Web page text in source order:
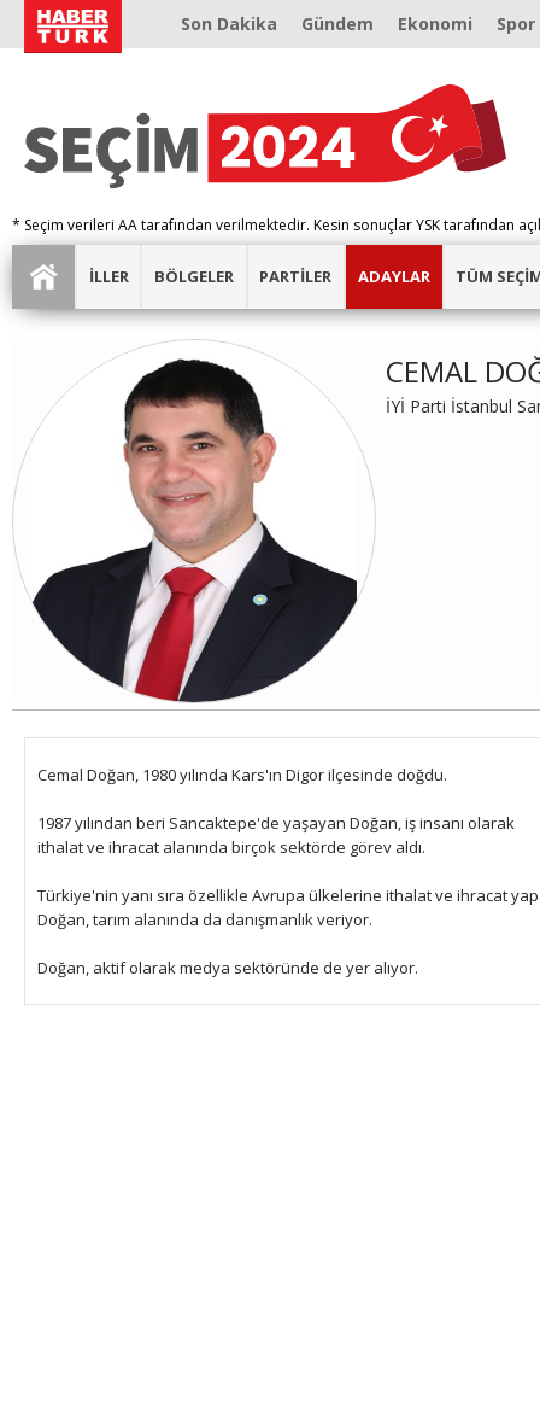
Son Dakika Gündem Ekonomi Spor
* Seçim verileri AA tarafından verilmektedir. Kesin sonuçlar YSK tarafından
İLLER BÖLGELER PARTİLER ADAYLAR TÜM
CEMAL
İYİ Parti İstanbul
Cemal Doğan, 1980 yılında Kars'ın Digor ilçesinde doğdu.
1987 yılından beri Sancaktepe'de yaşayan Doğan, iş insanı olarak
ithalat ve ihracat alanında birçok sektörde görev aldı.
Türkiye'nin yanı sıra özellikle Avrupa ülkelerine ithalat ve ihracat
Doğan, tarım alanında da danışmanlık veriyor.
Doğan, aktif olarak medya sektöründe de yer alıyor.